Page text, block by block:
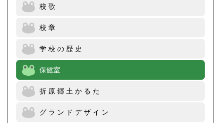
校 歌
校 章
学 校 の 歴 史
保健室
折 原 郷 土 か る た
グ ラ ン ド デ ザ イ ン